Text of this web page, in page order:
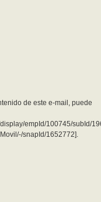
de este e-mail, puede
display/empId/100745/
snapId/1652772].